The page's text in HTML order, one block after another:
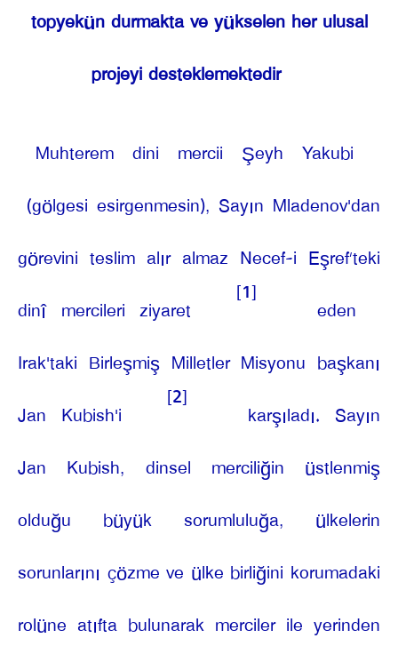
topyekün durmakta ve yükselen her ulusal
projeyi desteklemektedir
Muhterem dini mercii Şeyh Yakubi
(gölgesi esirgenmesin), Sayın Mladenov'dan
görevini teslim alır almaz Necef-i Eşref’teki
dinî mercileri ziyaret
[1]
eden
Irak'taki Birleşmiş Milletler Misyonu başkanı
Jan Kubish'i
[2]
karşıladı. Sayın
Jan Kubish, dinsel merciliğin üstlenmiş
olduğu büyük sorumluluğa, ülkelerin
sorunlarını çözme ve ülke birliğini korumadaki
rolüne atıfta bulunarak merciler ile yerinden